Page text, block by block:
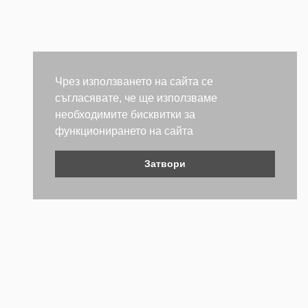
Чрез използването на сайта се
съгласявате, че ще използваме
необходимите бисквитки за
функционирането на сайта
Затвори